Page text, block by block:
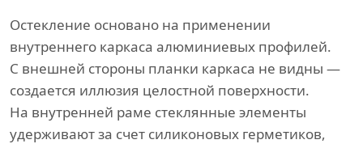
Остекление основано на применении
внутреннего каркаса алюминиевых профилей.
С внешней стороны планки каркаса не видны —
создается иллюзия целостной поверхности.
На внутренней раме стеклянные элементы
удерживают за счет силиконовых герметиков,